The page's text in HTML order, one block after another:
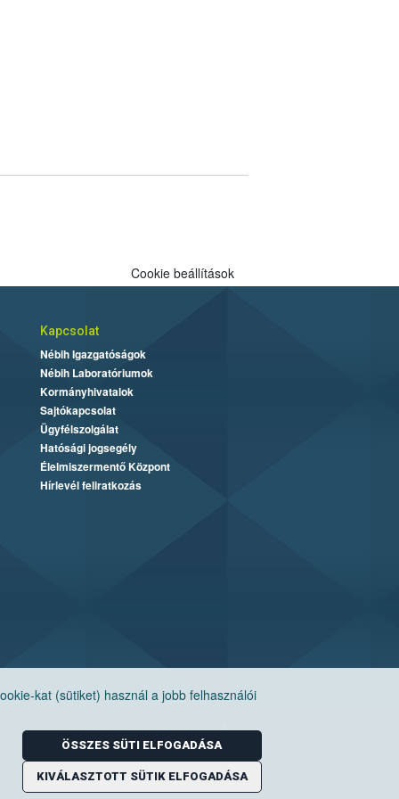
kat (sütiket) használ a jobb felhasználói
ÖSSZES SÜTI ELFOGADÁSA
KIVÁLASZTOTT SÜTIK ELFOGADÁSA
Cookie beállítások
Kapcsolat
Nébih Igazgatóságok
Nébih Laboratóriumok
Kormányhivatalok
Sajtókapcsolat
Ügyfélszolgálat
Hatósági jogsegély
Élelmiszermentő Központ
Hírlevél feliratkozás